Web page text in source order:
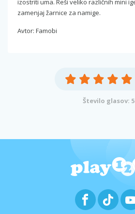
izostriti uma. Reši veliko različnih mini
zamenjaj žarnice za namige.
Avtor: Famobi
Število glasov: 5